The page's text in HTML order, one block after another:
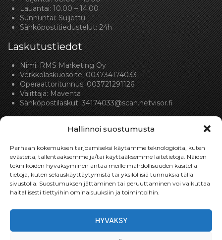
Hallinnoi suostumusta
Parhaan kokemuksen tarjoamiseksi käytämme teknologioita, kuten
evästeitä, tallentaaksemme ja/tai käyttääksemme laitetietoja. Näiden
tekniikoiden hyväksyminen antaa meille mahdollisuuden käsitellä
tietoja, kuten selauskäyttäytymistä tai yksilöllisiä tunnuksia tällä
sivustolla. Suostumuksen jättäminen tai peruuttaminen voi vaikuttaa
haitallisesti tiettyihin ominaisuuksiin ja toimintoihin.
HYVÄKSY
Lauantai: 10.00 – 14.00
Sunnuntai: Suljettu
Sähköpostitiedustelut: 24h
Laskutustiedot
Nimi: RMS Marketing Oy
Verkkolaskuosoite: 003734174033
Operaattoritunnus: 003721291126
Välittäjä: Maventa
Sähköpostilaskut:34174033@scan.netvisor.fi
Toimitukset
Toimitamme osat perille toimitusperiaatteella siihen
osan toimitettavan.
Toimitusaika on yleensä noin yksi (1) viikko tilauspäivästä.
Toimitus- & takuuehdot